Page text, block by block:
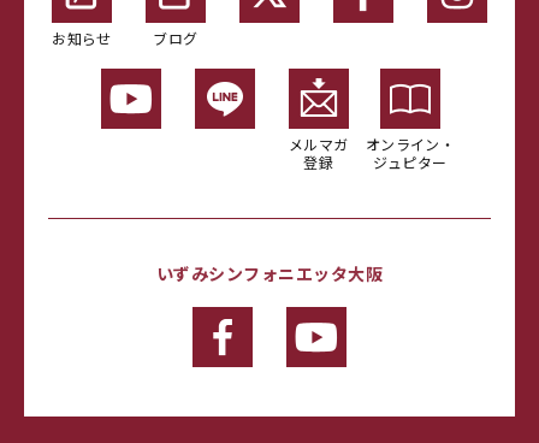
お知らせ ブログ
メルマガ
登録
オンライン・
ジュピター
いずみシンフォニエッタ大阪